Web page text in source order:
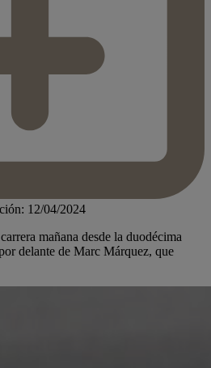
12/04/2024
mañana desde la duodécima
delante de Marc Márquez, que